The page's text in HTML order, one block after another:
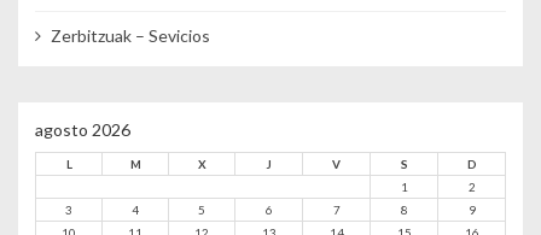
Zerbitzuak – Sevicios
agosto 2026
L M X J V S
D
1
2
3
4 5 6 7 8
9